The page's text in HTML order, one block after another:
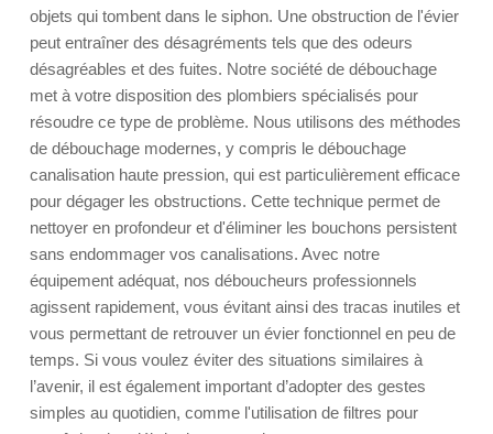
objets qui tombent dans le siphon. Une obstruction de l'évier
peut entraîner des désagréments tels que des odeurs
désagréables et des fuites. Notre société de débouchage
met à votre disposition des plombiers spécialisés pour
résoudre ce type de problème. Nous utilisons des méthodes
de débouchage modernes, y compris le débouchage
canalisation haute pression, qui est particulièrement efficace
pour dégager les obstructions. Cette technique permet de
nettoyer en profondeur et d'éliminer les bouchons persistent
sans endommager vos canalisations. Avec notre
équipement adéquat, nos déboucheurs professionnels
agissent rapidement, vous évitant ainsi des tracas inutiles et
vous permettant de retrouver un évier fonctionnel en peu de
temps. Si vous voulez éviter des situations similaires à
l’avenir, il est également important d’adopter des gestes
simples au quotidien, comme l'utilisation de filtres pour